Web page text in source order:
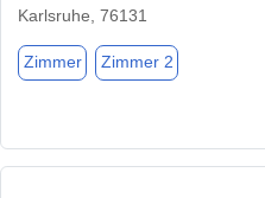
Karlsruhe, 76131
Zimmer Zimmer 2